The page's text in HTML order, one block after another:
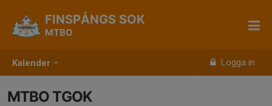
Kalender Logga in
FINSPÅNGS SOK
MTBO
MTBO TGOK